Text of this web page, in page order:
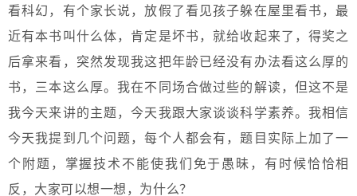
看科幻，有个家长说，放假了看见孩子躲在屋里看书，最
近有本书叫什么体，肯定是坏书，就给收起来了，得奖之
后拿来看，突然发现我这把年龄已经没有办法看这么厚的
书，三本这么厚。我在不同场合做过些的解读，但这不是
我今天来讲的主题，今天我跟大家谈谈科学素养。我相信
今天我提到几个问题，每个人都会有，题目实际上加了一
个附题，掌握技术不能使我们免于愚昧，有时候恰恰相
反，大家可以想一想，为什么？